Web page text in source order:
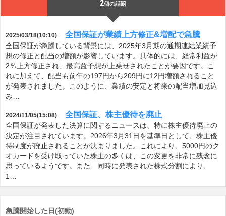
2個の話題
2025/03/18(10:10) 全国保証が業績上方修正&増配で急騰
全国保証が急騰している背景には、2025年3月期の通期連結業績予
想の修正と配当の増額が影響しています。具体的には、経常利益が
2％上方修正され、最高益予想が上乗せされたことが要因です。こ
れに加えて、配当も前年の197円から209円に12円増額されること
が発表されました。このように、業績の安定と将来の配当増加見込
み…
2024/11/05(15:08) 全国保証、株主優待を廃止
全国保証が発表した決算に関するニュースは、特に株主優待廃止の
決定が注目されています。2026年3月31日を基準日として、株主優
待制度が廃止されることが決まりました。これにより、5000円のク
オカードを受け取っていた株主の多くは、この変更を非常に残念に
思っているようです。また、同時に発表された株式分割により、
1…
急騰開始した日(初動)